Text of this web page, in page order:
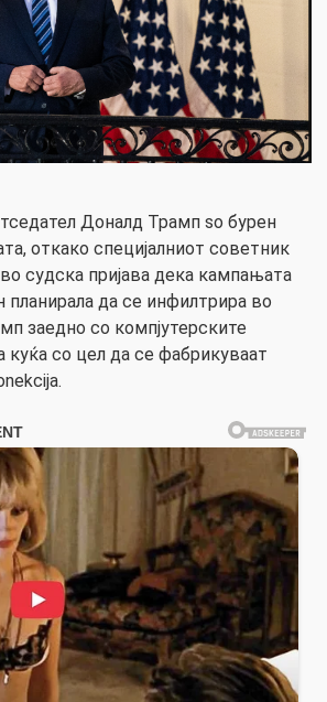
Доналд Трамп so бурен
откако специјалниот советник
судска пријава дека кампањата
планирала да се инфилтрира во
заедно со компјутерските
куќа со цел да се фабрикуваат